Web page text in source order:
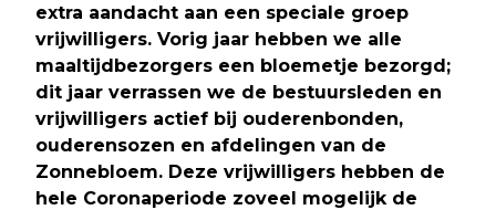
extra aandacht aan een speciale groep
vrijwilligers. Vorig jaar hebben we alle
maaltijdbezorgers een bloemetje bezorgd;
dit jaar verrassen we de bestuursleden en
vrijwilligers actief bij ouderenbonden,
ouderensozen en afdelingen van de
Zonnebloem. Deze vrijwilligers hebben de
hele Coronaperiode zoveel mogelijk de